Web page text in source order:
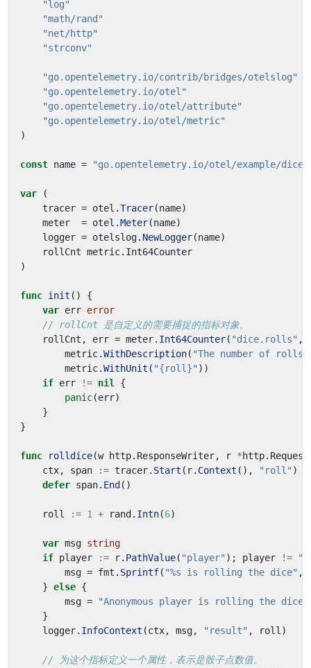
"log"
"math/rand"
"net/http"
"strconv"
"go.opentelemetry.io/contrib/bridges/otelslog"
"go.opentelemetry.io/otel"
"go.opentelemetry.io/otel/attribute"
"go.opentelemetry.io/otel/metric"
)
const name = "go.opentelemetry.io/otel/example/dice"
var
(
tracer = otel .Tracer(name)
meter
= otel .Meter(name)
logger = otelslog. NewLogger(name)
rollCnt metric. Int64Counter
)
func init ()
{
var err error
// rollCnt 是自定义的需要捕捉的指标对象。
rollCnt , err = meter. Int64Counter( "dice.rolls" ,
metric.WithDescription( "The number of
metric.WithUnit ( "{roll}" ))
if err != nil
{
panic(err)
}
}
func rolldice(w http. ResponseWriter, r *http. Request
ctx, span := tracer. Start ( r. Context (), "roll" )
defer span. End ()
roll := 1 + rand . Intn(6)
var msg string
if player := r. PathValue( "player" ); player !=
""
msg = fmt . Sprintf( "%s is rolling the dice" ,
} else {
msg =
"Anonymous player is rolling the dice"
}
logger. InfoContext (ctx, msg, "result" , roll )
// 为这个指标定义一个属性，表示是骰子点数值。